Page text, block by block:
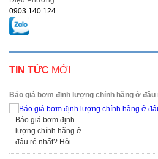
0903 140 124
TIN TỨC MỚI
Báo giá bơm định lượng chính hãng ở đâu
Báo giá bơm định
lượng chính hãng ở
đâu rẻ nhất? Hỏi...